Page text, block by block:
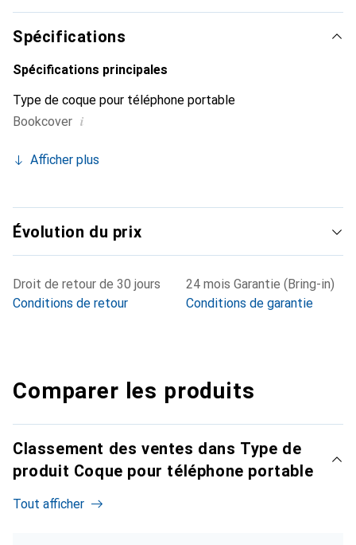
marque Noreve est un choix sûr pour une clientèle
exigeante.
Spécifications
Spécifications principales
Type de coque pour téléphone portable
Bookcover i
Afficher plus
Évolution du prix
Droit de retour de 30 jours
Conditions de retour
24 mois Garantie (Bring-in)
Conditions de garantie
Comparer les produits
Classement des ventes dans Type de
produit Coque pour téléphone portable
Tout afficher